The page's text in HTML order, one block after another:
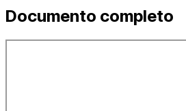
Documento completo